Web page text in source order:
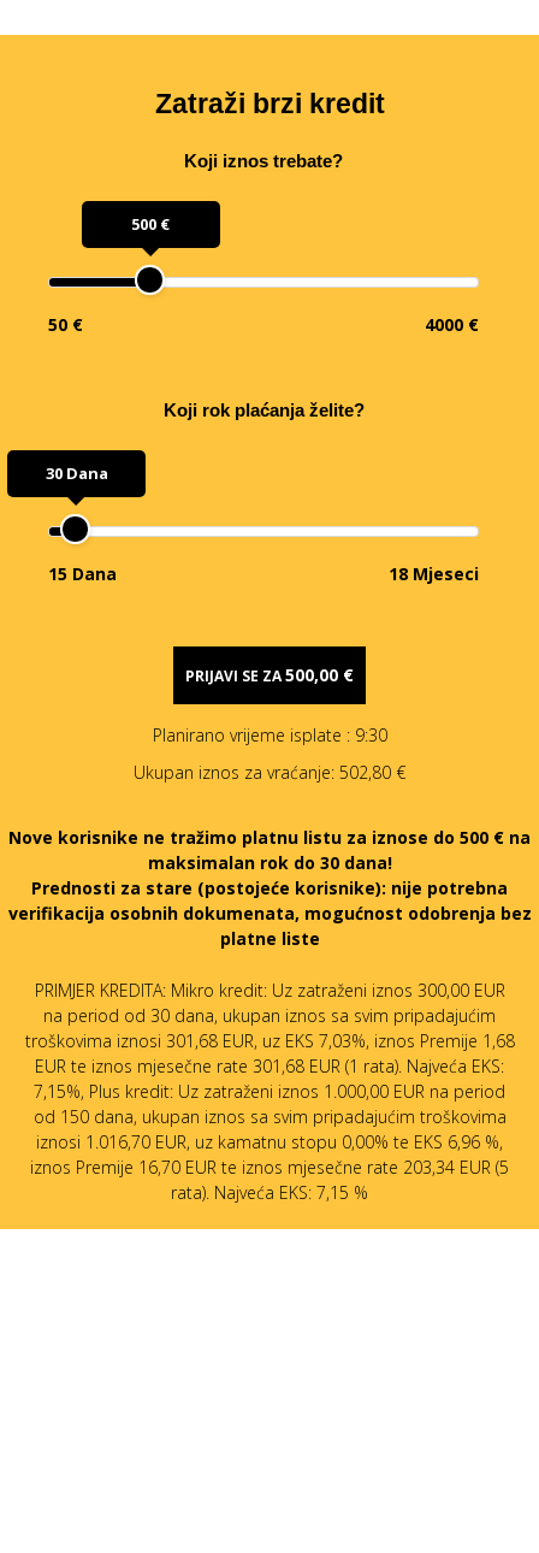
Zatraži brzi kredit
Koji iznos trebate?
500 €
50 € 4000 €
Koji rok plaćanja želite?
30 Dana
15 Dana 18 Mjeseci
PRIJAVI SE ZA500,00 €
Planirano vrijeme isplate : 9:30
Ukupan iznos za vraćanje: 502,80 €
Nove korisnike ne tražimo platnu listu za iznose do 500 € na
maksimalan rok do 30 dana!
Prednosti za stare (postojeće korisnike): nije potrebna
verifikacija osobnih dokumenata, mogućnost odobrenja bez
platne liste
PRIMJER KREDITA: Mikro kredit: Uz zatraženi iznos 300,00 EUR
na period od 30 dana, ukupan iznos sa svim pripadajućim
troškovima iznosi 301,68 EUR, uz EKS 7,03%, iznos Premije 1,68
EUR te iznos mjesečne rate 301,68 EUR (1 rata). Najveća EKS:
7,15%, Plus kredit: Uz zatraženi iznos 1.000,00 EUR na period
od 150 dana, ukupan iznos sa svim pripadajućim troškovima
iznosi 1.016,70 EUR, uz kamatnu stopu 0,00% te EKS 6,96 %,
iznos Premije 16,70 EUR te iznos mjesečne rate 203,34 EUR (5
rata). Najveća EKS: 7,15 %